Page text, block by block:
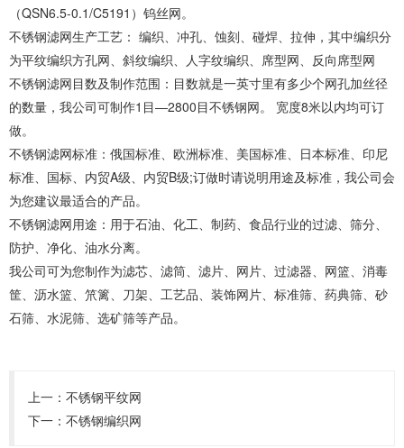
（QSN6.5-0.1/C5191）钨丝网。
不锈钢滤网生产工艺： 编织、冲孔、蚀刻、碰焊、拉伸，其中编织分
为平纹编织方孔网、斜纹编织、人字纹编织、席型网、反向席型网
不锈钢滤网目数及制作范围：目数就是一英寸里有多少个网孔加丝径
的数量，我公司可制作1目—2800目不锈钢网。 宽度8米以内均可订
做。
不锈钢滤网标准：俄国标准、欧洲标准、美国标准、日本标准、印尼
标准、国标、内贸A级、内贸B级;订做时请说明用途及标准，我公司会
为您建议最适合的产品。
不锈钢滤网用途：用于石油、化工、制药、食品行业的过滤、筛分、
防护、净化、油水分离。
我公司可为您制作为滤芯、滤筒、滤片、网片、过滤器、网篮、消毒
筐、沥水篮、笊篱、刀架、工艺品、装饰网片、标准筛、药典筛、砂
石筛、水泥筛、选矿筛等产品。
上一： 不锈钢平纹网
下一： 不锈钢编织网